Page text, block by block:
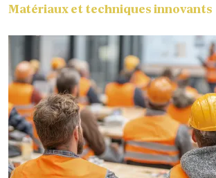
Matériaux et techniques innovants